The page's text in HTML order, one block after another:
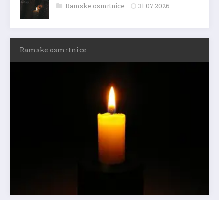
Ramske osmrtnice 31.07.2026.
Ramske osmrtnice